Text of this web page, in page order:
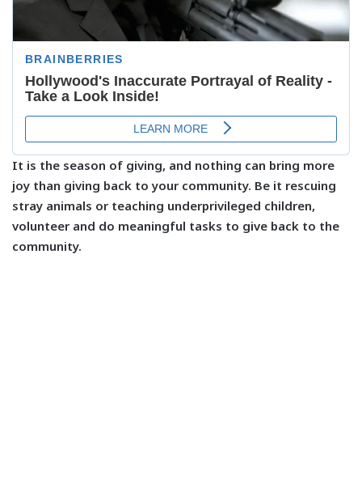
It is the season of giving, and nothing can bring more
joy than giving back to your community. Be it rescuing
stray animals or teaching underprivileged children,
volunteer and do meaningful tasks to give back to the
community.